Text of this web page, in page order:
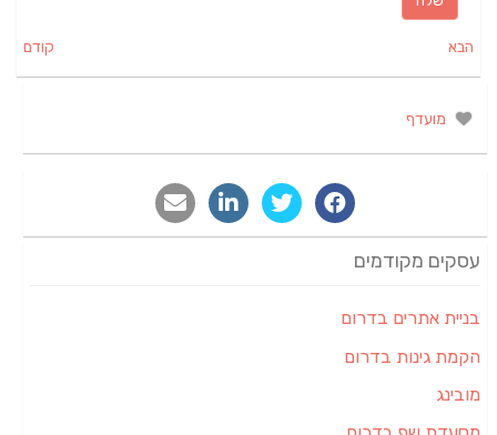
קודם הבא
מועדף
עסקים מקודמים
בניית אתרים בדרום
הקמת גינות בדרום
מובינג